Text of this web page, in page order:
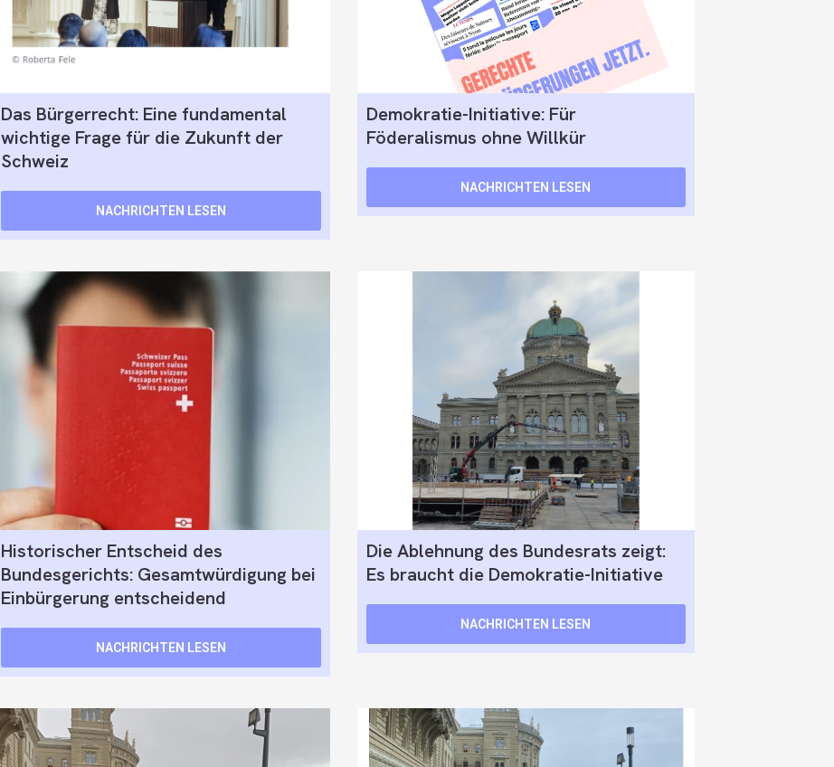
Das Bürgerrecht: Eine fundamental
wichtige Frage für die Zukunft der
Schweiz
NACHRICHTEN LESEN
Demokratie-Initiative: Für
Föderalismus ohne Willkür
NACHRICHTEN LESEN
Historischer Entscheid des
Bundesgerichts: Gesamtwürdigung bei
Einbürgerung entscheidend
NACHRICHTEN LESEN
Die Ablehnung des Bundesrats zeigt:
Es braucht die Demokratie-Initiative
NACHRICHTEN LESEN